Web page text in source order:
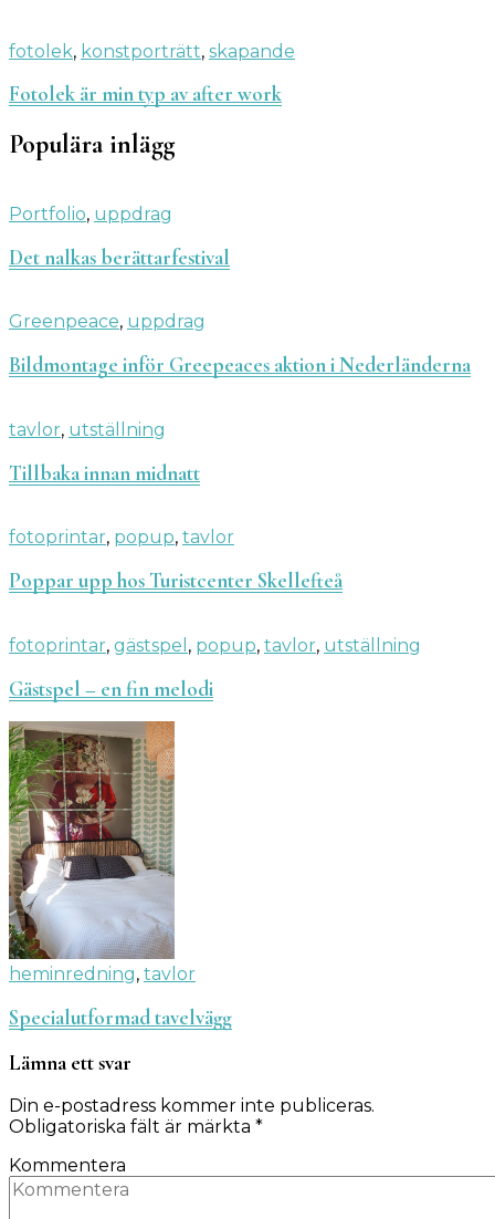
fotolek, konstporträtt, skapande
Fotolek är min typ av after work
Populära inlägg
Portfolio, uppdrag
Det nalkas berättarfestival
Greenpeace, uppdrag
Bildmontage inför Greepeaces aktion i Nederländerna
tavlor, utställning
Tillbaka innan midnatt
fotoprintar, popup, tavlor
Poppar upp hos Turistcenter Skellefteå
fotoprintar, gästspel , popup, tavlor, utställning
Gästspel – en fin melodi
heminredning, tavlor
Specialutformad tavelvägg
Lämna ett svar
Din e-postadress kommer inte publiceras.
Obligatoriska fält är märkta *
Kommentera